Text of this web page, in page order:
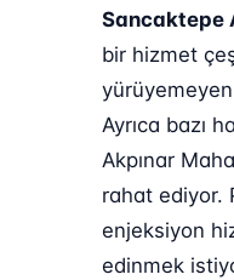
Sancaktepe
bir hizmet
Ayrıca bazı
Akpınar
rahat ediyor.
enjeksiyon
edinmek